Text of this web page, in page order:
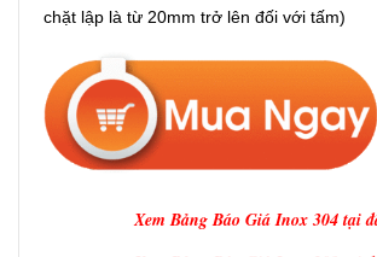
chặt lập là từ 20mm trở lên đối với tấm)
Xem Bảng Báo Giá Inox 304 tại